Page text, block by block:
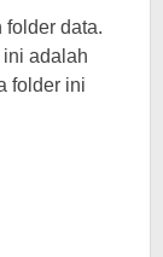
data.
adalah
folder ini